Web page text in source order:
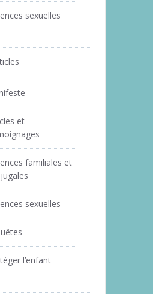
sexuelles
et
familiales et
sexuelles
l’enfant